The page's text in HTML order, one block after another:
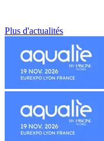
Plus d'actualités